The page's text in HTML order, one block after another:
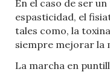
En el caso de ser
espasticidad, el
tales como, la
siempre mejorar la
La marcha en